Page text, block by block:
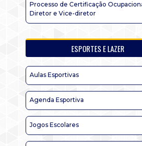
Processo de Certificação
Diretor e Vice-diretor
ESPORTES E LAZER
Aulas Esportivas
Agenda Esportiva
Jogos Escolares